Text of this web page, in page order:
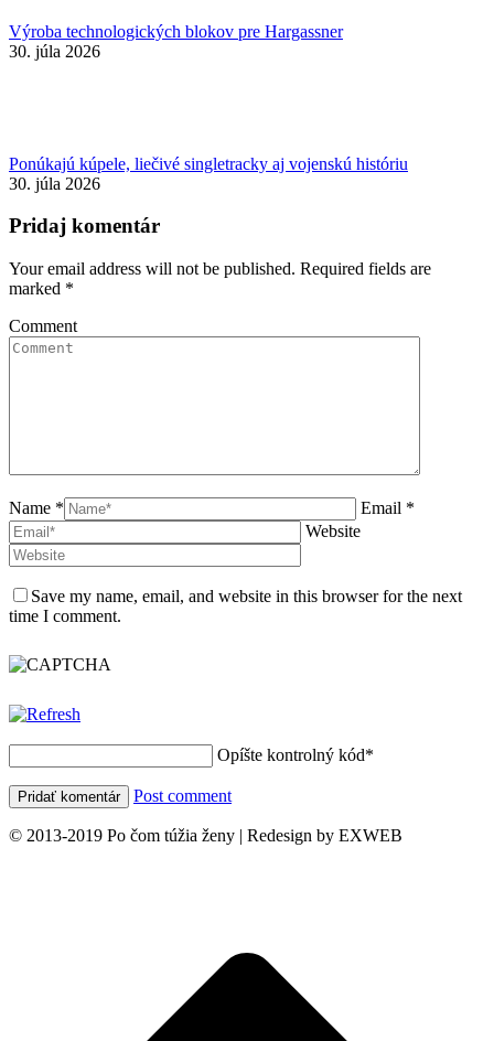
Výroba technologických blokov pre Hargassner
30. júla 2026
Ponúkajú kúpele, liečivé singletracky aj vojenskú históriu
30. júla 2026
Pridaj komentár
Your email address will not be published. Required fields are
marked *
Comment
Name *
Email *
Website
Save my name, email, and website in this browser for the next
time I comment.
Opíšte kontrolný kód*
Post comment
© 2013-2019 Po čom túžia ženy | Redesign by EXWEB